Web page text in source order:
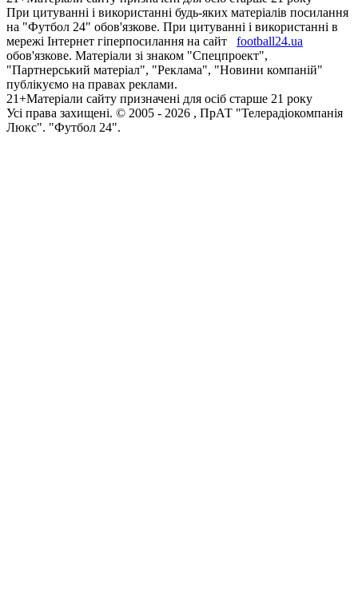
При цитуванні і використанні будь-яких матеріалів посилання
на "Футбол 24" обов'язкове. При цитуванні і використанні в
мережі Інтернет гіперпосилання на сайт
football24.ua
обов'язкове. Матеріали зі знаком "Спецпроект",
"Партнерський матеріал", "Реклама", "Новини компаній"
публікуємо на правах реклами.
21+Матеріали сайту призначені для осіб старше 21 року
Усi права захищенi. © 2005 - 2026 , ПрАТ "Телерадіокомпанія
Люкс". "Футбол 24".